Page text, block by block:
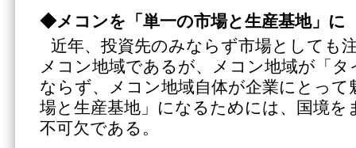
◆メコンを「単一の市場と生産基地」に
近年、投資先のみならず市場としても
メコン地域であるが、メコン地域が「
ならず、メコン地域自体が企業にとって
場と生産基地」になるためには、国境を
不可欠である。